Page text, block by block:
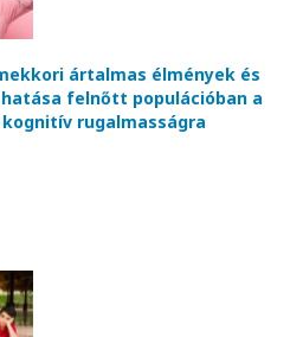
ártalmas élmények és
felnőtt populációban a
rugalmasságra